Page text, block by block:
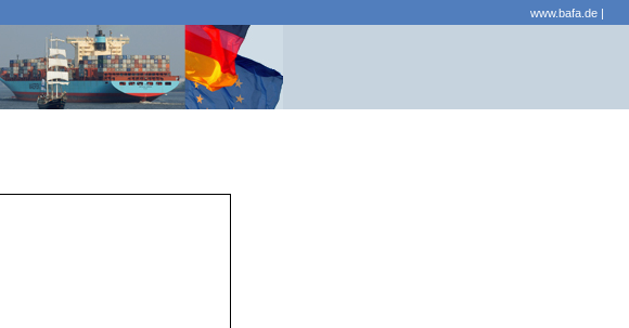
www.bafa.de |